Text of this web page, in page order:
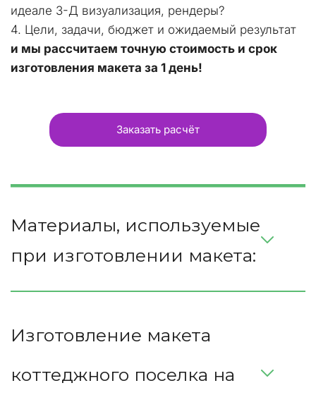
идеале 3-Д визуализация, рендеры?
4. Цели, задачи, бюджет и ожидаемый результат
и мы рассчитаем точную стоимость и срок
изготовления макета за 1 день!
Заказать расчёт
Материалы, используемые
при изготовлении макета:
Изготовление макета
коттеджного поселка на